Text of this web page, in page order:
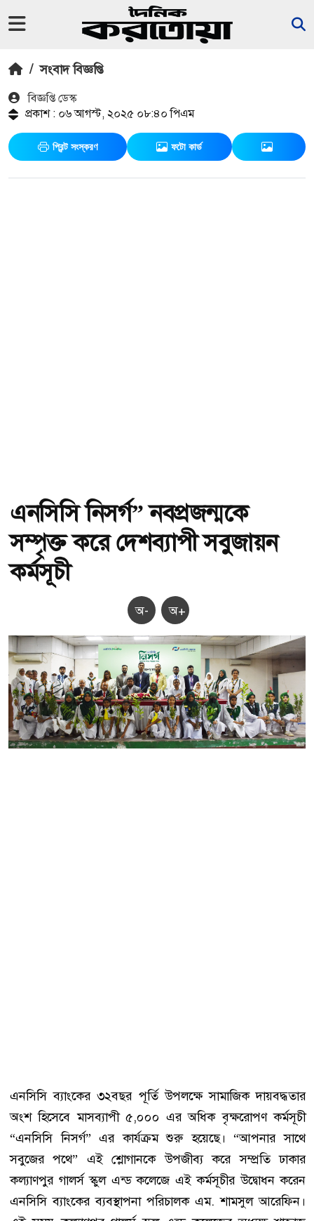
/ সংবাদ বিজ্ঞপ্তি
বিজ্ঞপ্তি ডেস্ক
প্রকাশ : ০৬ আগস্ট, ২০২৫ ০৮:৪০ পিএম
প্রিন্ট সংস্করণ ফটো কার্ড
এনসিসি নিসর্গ” নবপ্রজন্মকে
সম্পৃক্ত করে দেশব্যাপী সবুজায়ন
কর্মসূচী
অ- অ+
এনসিসি ব্যাংকের ৩২বছর পূর্তি উপলক্ষে সামাজিক দায়বদ্ধতার
অংশ হিসেবে মাসব্যাপী ৫,০০০ এর অধিক বৃক্ষরোপণ কর্মসূচী
“এনসিসি নিসর্গ” এর কার্যক্রম শুরু হয়েছে। “আপনার সাথে
সবুজের পথে” এই শ্লোগানকে উপজীব্য করে সম্প্রতি ঢাকার
কল্যাণপুর গালর্স স্কুল এন্ড কলেজে এই কর্মসূচীর উদ্বোধন করেন
এনসিসি ব্যাংকের ব্যবস্থাপনা পরিচালক এম. শামসুল আরেফিন।